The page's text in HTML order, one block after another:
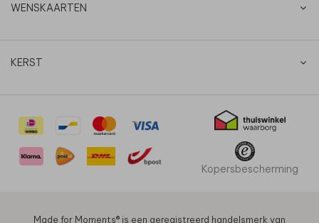
WENSKAARTEN
KERST
Kopersbescherming
Made for Moments®️ is een geregistreerd handelsmerk van